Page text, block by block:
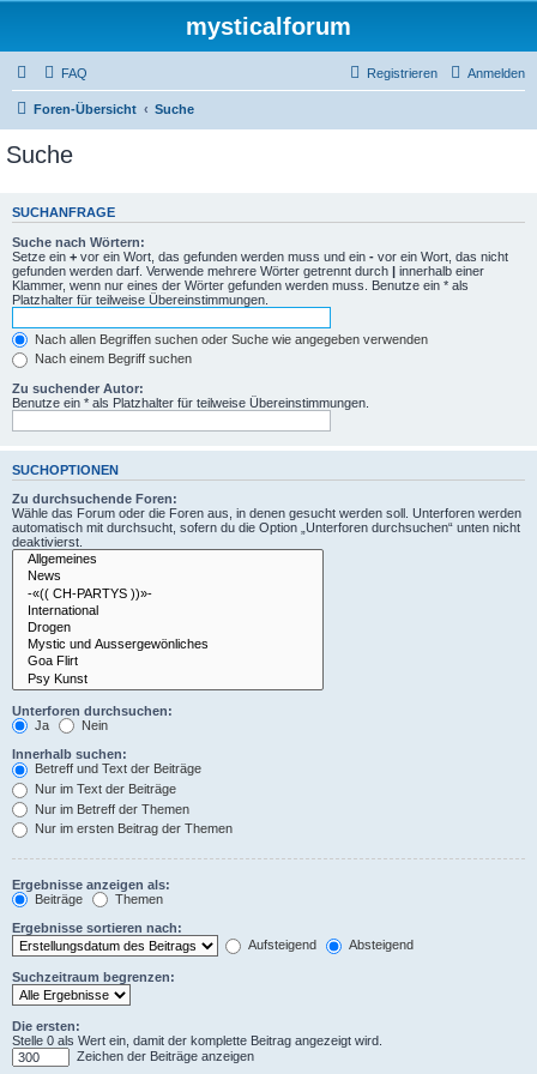
mysticalforum
FAQ Anmelden
Registrieren
Foren-Übersicht Suche
Suche
SUCHANFRAGE
Suche nach Wörtern:
Setze ein + vor ein Wort, das gefunden werden muss und ein - vor ein Wort, das nicht
gefunden werden darf. Verwende mehrere Wörter getrennt durch | innerhalb einer
Klammer, wenn nur eines der Wörter gefunden werden muss. Benutze ein * als
Platzhalter für teilweise Übereinstimmungen.
Nach allen Begriffen suchen oder Suche wie angegeben verwenden
Nach einem Begriff suchen
Zu suchender Autor:
Benutze ein * als Platzhalter für teilweise Übereinstimmungen.
SUCHOPTIONEN
Zu durchsuchende Foren:
Wähle das Forum oder die Foren aus, in denen gesucht werden soll. Unterforen werden
automatisch mit durchsucht, sofern du die Option „Unterforen durchsuchen“ unten nicht
deaktivierst.
Unterforen durchsuchen:
Ja
Nein
Innerhalb suchen:
Betreff und Text der Beiträge
Nur im Text der Beiträge
Nur im Betreff der Themen
Nur im ersten Beitrag der Themen
Ergebnisse anzeigen als:
Beiträge
Themen
Ergebnisse sortieren nach:
Aufsteigend
Absteigend
Suchzeitraum begrenzen:
Die ersten:
Stelle 0 als Wert ein, damit der komplette Beitrag angezeigt wird.
Zeichen der Beiträge anzeigen